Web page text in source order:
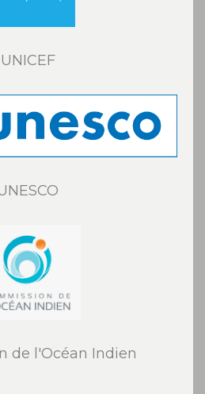
UNICEF
de l'Océan Indien